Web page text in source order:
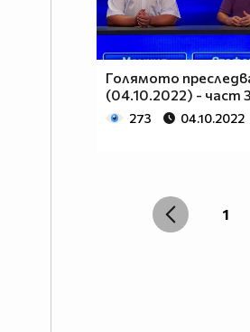
Голямото
(04.10.2022) - част 3
273 04.10.2022
1